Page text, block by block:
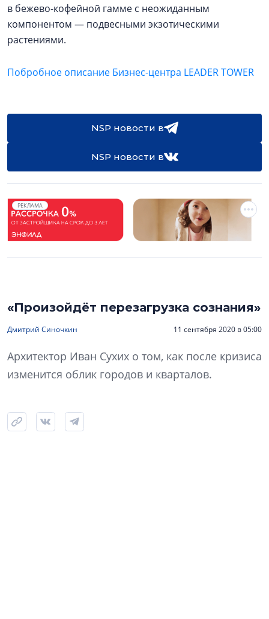
в бежево-кофейной гамме с неожиданным
компонентом — ​подвесными экзотическими
растениями.
Побробное описание Бизнес-центра LEADER TOWER
NSP новости в
NSP новости в
РЕКЛАМА
«Произойдёт перезагрузка сознания»
Дмитрий Синочкин 11 сентября 2020 в 05:00
Архитектор Иван Сухих о том, как после кризиса
изменится облик городов и кварталов.